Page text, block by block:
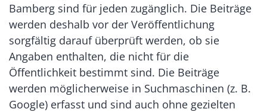
Bamberg sind für jeden zugänglich. Die Beiträge
werden deshalb vor der Veröffentlichung
sorgfältig darauf überprüft werden, ob sie
Angaben enthalten, die nicht für die
Öffentlichkeit bestimmt sind. Die Beiträge
werden möglicherweise in Suchmaschinen (z. B.
Google) erfasst und sind auch ohne gezielten